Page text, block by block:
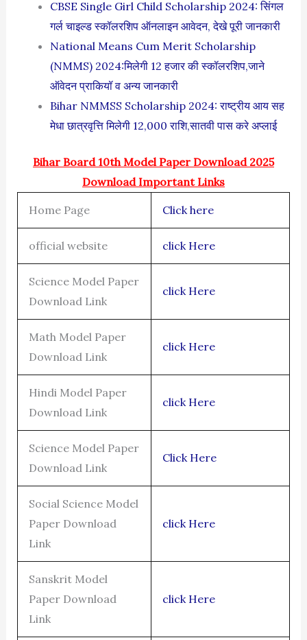
CBSE Single Girl Child Scholarship 2024: सिंगल
गर्ल चाइल्ड स्कॉलरशिप ऑनलाइन आवेदन, देखे पूरी जानकारी
National Means Cum Merit Scholarship
(NMMS) 2024:मिलेगी 12 हजार की स्कॉलरशिप,जाने
ऑवेदन प्राकियॉ व अन्य जानकारी
Bihar NMMSS Scholarship 2024: राष्ट्रीय आय सह
मेधा छात्रवृत्ति मिलेगी 12,000 राशि,सातवी पास करे अप्लाई
Bihar Board 10th Model Paper Download 2025
Download Important Links
Home Page Click here
official website click Here
Science Model Paper
Download Link
click Here
Math Model Paper
Download Link
click Here
Hindi Model Paper
Download Link
click Here
Science Model Paper
Download Link
Click Here
Social Science Model
Paper Download
Link
click Here
Sanskrit Model
Paper Download
Link
click Here